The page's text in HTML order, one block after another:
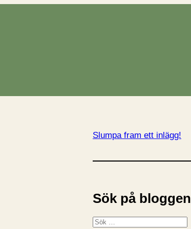
Slumpa fram ett inlägg!
Sök på bloggen
S